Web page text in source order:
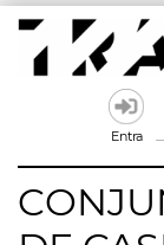
Skip
content
Un mapa de
Entra